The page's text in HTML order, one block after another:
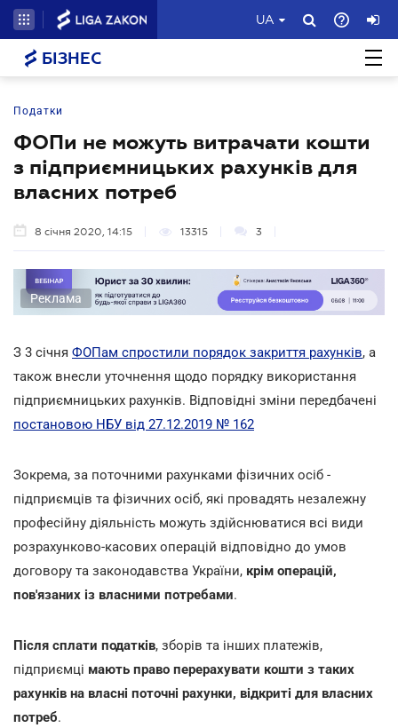
UA
БІЗНЕС
Податки
ФОПи не можуть витрачати кошти
з підприємницьких рахунків для
власних потреб
8 січня 2020, 14:15 13315 3
Реклама
З 3 січня ФОПам спростили порядок закриття рахунків, а
також внесли уточнення щодо порядку використання
підприємницьких рахунків. Відповідні зміни передбачені
постановою НБУ від 27.12.2019 № 162
Зокрема, за поточними рахунками фізичних осіб -
підприємців та фізичних осіб, які провадять незалежну
професійну діяльність можуть здійснюватися всі види
розрахунково-касових операцій відповідно до умов
договору та законодавства України, крім операцій,
пов'язаних із власними потребами.
Після сплати податків, зборів та інших платежів,
підприємці мають право перерахувати кошти з таких
рахунків на власні поточні рахунки, відкриті для власних
потреб.